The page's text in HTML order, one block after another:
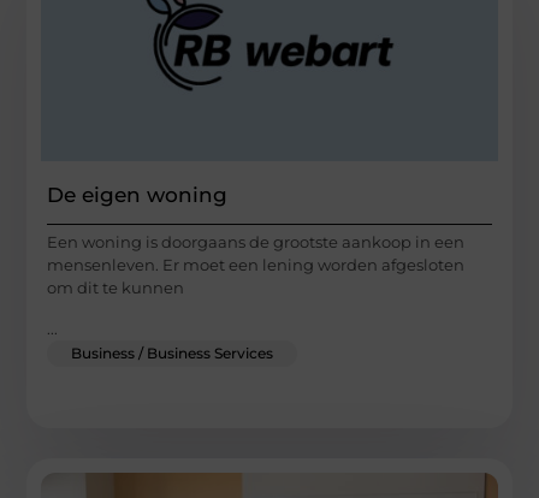
De eigen woning
Een woning is doorgaans de grootste aankoop in een
mensenleven. Er moet een lening worden afgesloten
om dit te kunnen
Business / Business Services